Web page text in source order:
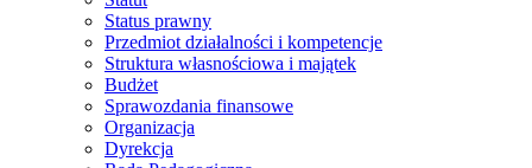
Status prawny
Przedmiot działalności i kompetencje
Struktura własnościowa i majątek
Budżet
Sprawozdania finansowe
Organizacja
Dyrekcja